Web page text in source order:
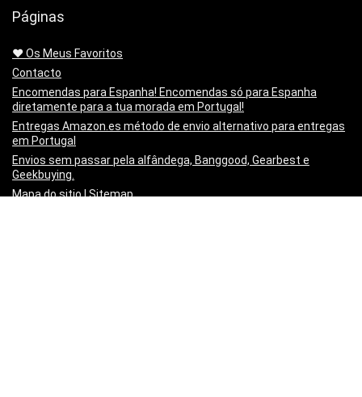
Páginas
❤️ Os Meus Favoritos
Contacto
Encomendas para Espanha! Encomendas só para Espanha
diretamente para a tua morada em Portugal!
Entregas Amazon.es método de envio alternativo para entregas
em Portugal
Envios sem passar pela alfândega, Banggood, Gearbest e
Geekbuying.
Mapa do sitio | Sitemap